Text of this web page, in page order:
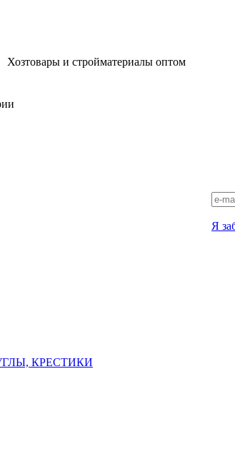
Хозтовары и стройматериалы оптом
Я
КРЕСТИКИ